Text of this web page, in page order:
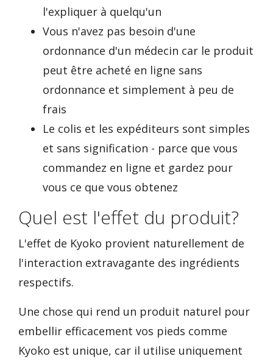
l'expliquer à quelqu'un
Vous n'avez pas besoin d'une
ordonnance d'un médecin car le produit
peut être acheté en ligne sans
ordonnance et simplement à peu de
frais
Le colis et les expéditeurs sont simples
et sans signification - parce que vous
commandez en ligne et gardez pour
vous ce que vous obtenez
Quel est l'effet du produit?
L'effet de Kyoko provient naturellement de
l'interaction extravagante des ingrédients
respectifs.
Une chose qui rend un produit naturel pour
embellir efficacement vos pieds comme
Kyoko est unique, car il utilise uniquement